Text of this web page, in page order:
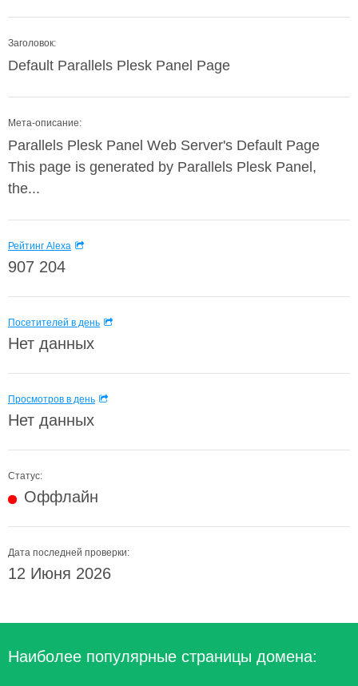
Заголовок:
Default Parallels Plesk Panel Page
Мета-описание:
Parallels Plesk Panel Web Server's Default Page
This page is generated by Parallels Plesk Panel,
the...
Рейтинг Alexa
907 204
Посетителей в день
Нет данных
Просмотров в день
Нет данных
Статус:
Оффлайн
Дата последней проверки:
12 Июня 2026
Наиболее популярные страницы домена: